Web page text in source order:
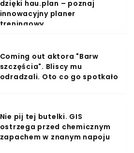
dzięki hau.plan – poznaj
innowacyjny planer
treningowy
Coming out aktora "Barw
szczęścia". Bliscy mu
odradzali. Oto co go spotkało
Nie pij tej butelki. GIS
ostrzega przed chemicznym
zapachem w znanym napoju